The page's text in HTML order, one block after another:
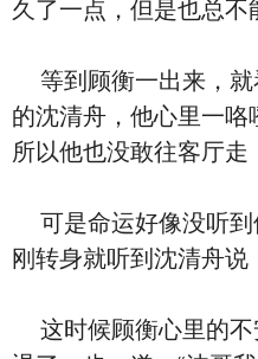
久了一点，但是也总不
等到顾衡一出来，就
的沈清舟，他心里一咯
所以他也没敢往客厅走
可是命运好像没听到
刚转身就听到沈清舟说
这时候顾衡心里的不